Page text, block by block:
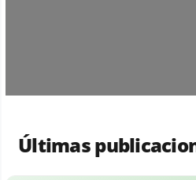
Últimas